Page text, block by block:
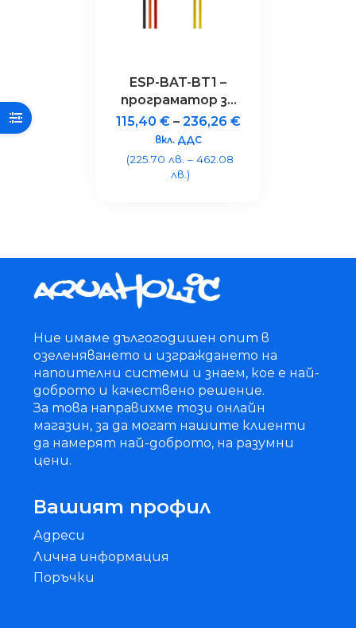
ESP-BAT-BT1 –
програматор за
поливни системи
с 1 станция,
Bluetooth®, IP68
115,40 €– 236,26 €
вкл. ДДС
(225.70 лв. – 462.08
лв.)
Ние имаме дългогодишен опит в
озеленяването и изграждането на
напоителни системи и знаем, кое е най-
доброто и качествено решение.
За това направихме този онлайн
магазин, за да могат нашите клиенти
да намерят най-доброто, на разумни
цени.
Вашият профил
Адреси
Лична информация
Поръчки